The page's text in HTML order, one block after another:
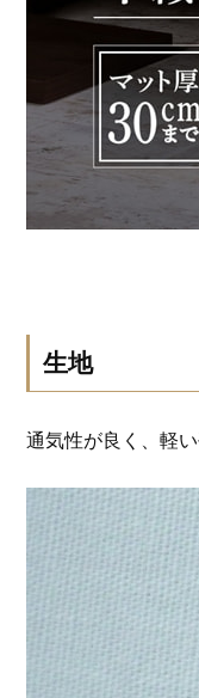
生地
通気性が良く、軽